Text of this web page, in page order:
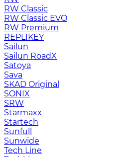
RW Classic
RW Classic EVO
RW Premium
RЕPLIKEY
Sailun
Sailun RoadX
Satoya
Sava
SKAD Original
SONIX
SRW
Starmaxx
Startech
Sunfull
Sunwide
Tech Line